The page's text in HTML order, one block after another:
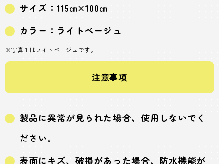
サイズ：115㎝×100㎝
カラー：ライトベージュ
※写真１はライトベージュです。
注意事項
製品に異常が見られた場合、使用しないでく
ださい。
表面にキズ、破損があった場合、防水機能が